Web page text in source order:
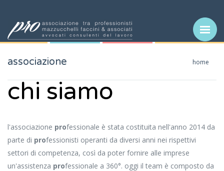
associazione home
chi siamo
l'associazione professionale è stata costituita nell'anno 2014 da
parte di professionisti operanti da diversi anni nei rispettivi
settori di competenza, così da poter fornire alle imprese
un'assistenza professionale a 360°. oggi il team è composto da